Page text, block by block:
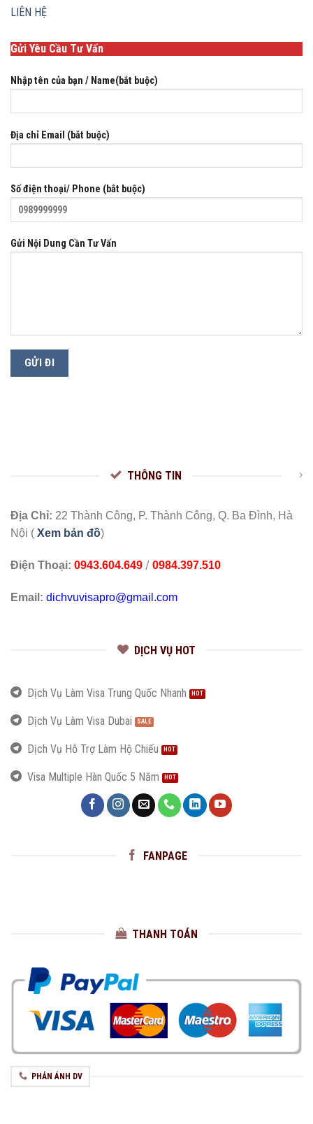
LIÊN HỆ
Gửi Yêu Cầu Tư Vấn
Nhập tên của bạn / Name(bắt buộc)
Địa chỉ Email (bắt buộc)
Số điện thoại/ Phone (bắt buộc)
Gửi Nội Dung Cần Tư Vấn
THÔNG TIN
Địa Chỉ: 22 Thành Công, P. Thành Công, Q. Ba Đình, Hà
Nội ( Xem bản đồ)
Điện Thoại: 0943.604.649 / 0984.397.510
Email: dichvuvisapro@gmail.com
DỊCH VỤ HOT
Dịch Vụ Làm Visa Trung Quốc Nhanh
Dịch Vụ Làm Visa Dubai
Dịch Vụ Hỗ Trợ Làm Hộ Chiếu
Visa Multiple Hàn Quốc 5 Năm
FANPAGE
THANH TOÁN
PHẢN ÁNH DV